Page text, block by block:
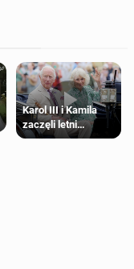
Karol III i Kamila
zaczęli letni
odpoczynek po